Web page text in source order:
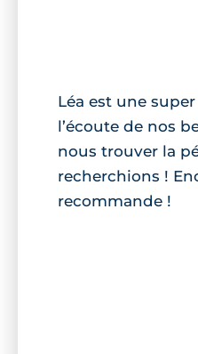
Léa est une
l’écoute de nos
nous trouver la
recherchions !
recommande !